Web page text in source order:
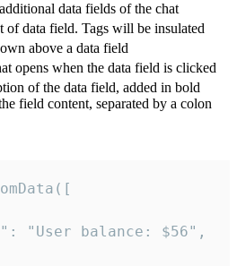
data fields of the chat
of data field. Tags will be insulated
above a data field
opens when the data field is clicked
of the data field, added in bold
field content, separated by a colon
"User balance: $56",